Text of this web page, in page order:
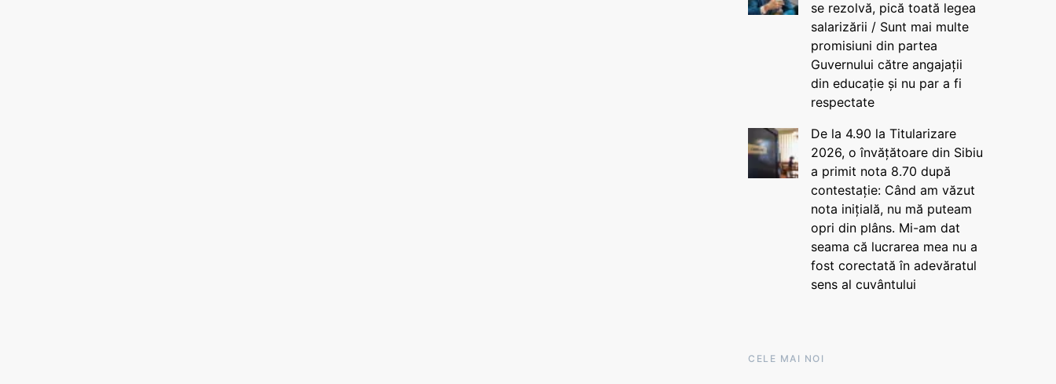
se rezolvă, pică toată legea
salarizării / Sunt mai multe
promisiuni din partea
Guvernului către angajații
din educație și nu par a fi
respectate
De la 4.90 la Titularizare
2026, o învățătoare din Sibiu
a primit nota 8.70 după
contestație: Când am văzut
nota inițială, nu mă puteam
opri din plâns. Mi-am dat
seama că lucrarea mea nu a
fost corectată în adevăratul
sens al cuvântului
CELE MAI NOI